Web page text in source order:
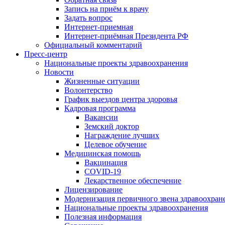
Запись на приём к врачу
Задать вопрос
Интернет-приемная
Интернет-приёмная Президента РФ
Официальный комментарий
Пресс-центр
Национальные проекты здравоохранения
Новости
Жизненные ситуации
Волонтерство
График выездов центра здоровья
Кадровая программа
Вакансии
Земский доктор
Награждение лучших
Целевое обучение
Медицинская помощь
Вакцинация
COVID-19
Лекарственное обеспечение
Лицензирование
Модернизация первичного звена
Национальные проекты здравоохранения
Полезная информация